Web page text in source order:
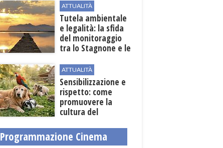
ATTUALITÀ
Tutela ambientale
e legalità: la sfida
del monitoraggio
tra lo Stagnone e le
ATTUALITÀ
Sensibilizzazione e
rispetto: come
promuovere la
cultura del
dopo la Legge
82/2025
Programmazione Cinema